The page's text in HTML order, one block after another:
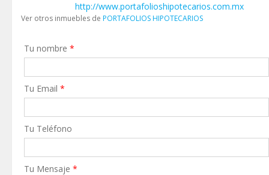
http://www.portafolioshipotecarios.com.mx
Ver otros inmuebles de PORTAFOLIOS HIPOTECARIOS
Tu nombre *
Tu Email *
Tu Teléfono
Tu Mensaje *